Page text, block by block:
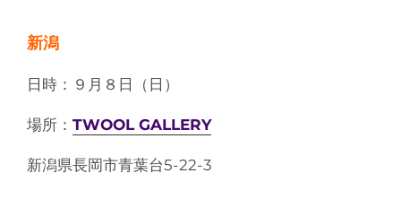
新潟
日時：９月８日（日）
場所： TWOOL GALLERY
新潟県長岡市青葉台5-22-3